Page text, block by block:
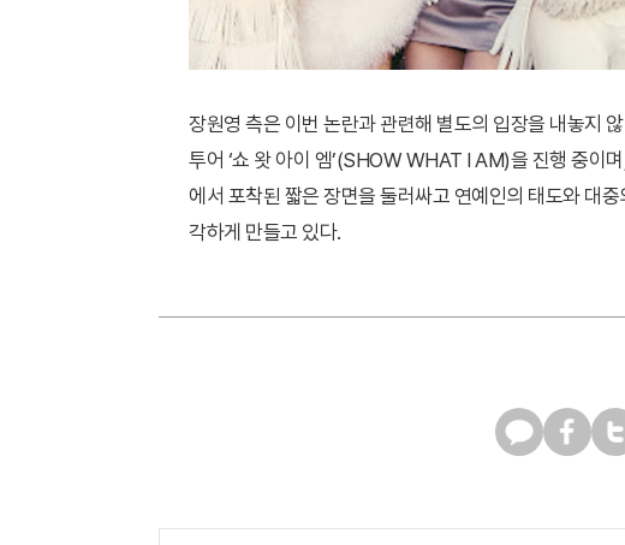
장원영 측은 이번 논란과 관련해 별도의 입장을 내놓지
투어 ‘쇼 왓 아이 엠’(SHOW WHAT I AM)을 진행 중이
에서 포착된 짧은 장면을 둘러싸고 연예인의 태도와 대
각하게 만들고 있다.